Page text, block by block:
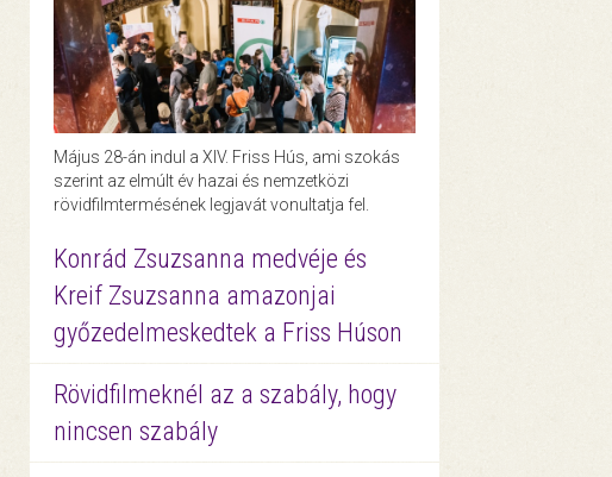
Május 28-án indul a XIV. Friss Hús, ami szokás
szerint az elmúlt év hazai és nemzetközi
rövidfilmtermésének legjavát vonultatja fel.
Konrád Zsuzsanna medvéje és
Kreif Zsuzsanna amazonjai
győzedelmeskedtek a Friss Húson
Rövidfilmeknél az a szabály, hogy
nincsen szabály